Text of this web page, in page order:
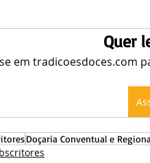
Quer
em tradicoesdoces.com
Doçaria Conventual e